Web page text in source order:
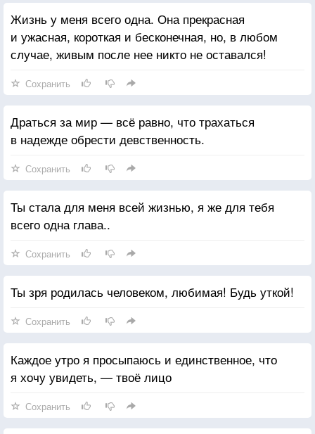
Жизнь у меня всего одна. Она прекрасная
и ужасная, короткая и бесконечная, но, в любом
случае, живым после нее никто не оставался!
Сохранить
Драться за мир — всё равно, что трахаться
в надежде обрести девственность.
Сохранить
Ты стала для меня всей жизнью, я же для тебя
всего одна глава..
Сохранить
Ты зря родилась человеком, любимая! Будь уткой!
Сохранить
Каждое утро я просыпаюсь и единственное, что
я хочу увидеть, — твоё лицо
Сохранить